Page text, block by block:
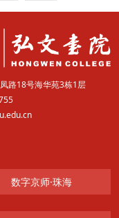
路18号海华苑3栋1层
数字京师·珠海